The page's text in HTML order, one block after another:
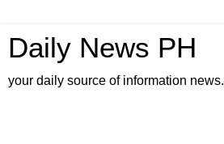
Daily News PH
your daily source of information news.